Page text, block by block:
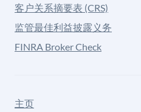
客户关系摘要表 (CRS)
监管最佳利益披露义务
FINRA Broker Check
主页